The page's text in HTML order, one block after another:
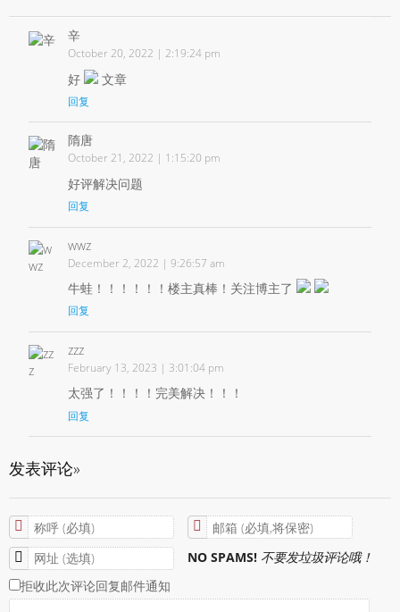
辛
October 20, 2022 | 2:19:24 pm
好 文章
回复
隋唐
October 21, 2022 | 1:15:20 pm
好评解决问题
回复
wwz
December 2, 2022 | 9:26:57 am
牛蛙！！！！！！楼主真棒！关注博主了
回复
zzz
February 13, 2023 | 3:01:04 pm
太强了！！！！完美解决！！！
回复
发表评论»
NO SPAMS! 不要发垃圾评论哦！
拒收此次评论回复邮件通知